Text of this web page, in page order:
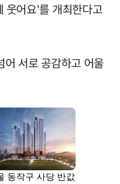
웃어요'를 개최한다고
어 서로 공감하고 어울